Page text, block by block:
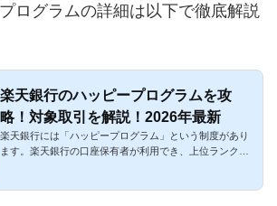
ログラムの詳細は以下で徹底解説
楽天銀行のハッピープログラムを攻
略！対象取引を解説！2026年最新
楽天銀行には「ハッピープログラム」という制度があり
ます。楽天銀行の口座保有者が利用でき、上位ランクに